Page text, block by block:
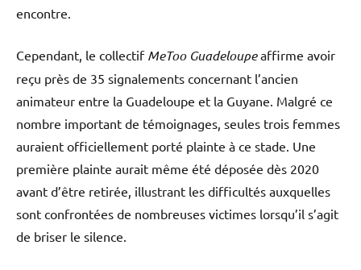
encontre.
Cependant, le collectif MeToo Guadeloupeaffirme avoir
reçu près de 35 signalements concernant l’ancien
animateur entre la Guadeloupe et la Guyane. Malgré ce
nombre important de témoignages, seules trois femmes
auraient officiellement porté plainte à ce stade. Une
première plainte aurait même été déposée dès 2020
avant d’être retirée, illustrant les difficultés auxquelles
sont confrontées de nombreuses victimes lorsqu’il s’agit
de briser le silence.